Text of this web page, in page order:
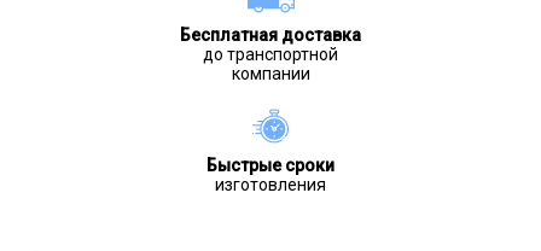
Бесплатная доставка
до транспортной
компании
Быстрые сроки
изготовления